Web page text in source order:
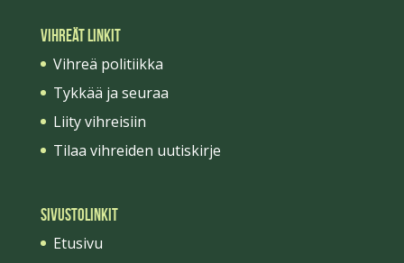
Vihreät linkit
Vihreä politiikka
Tykkää ja seuraa
Liity vihreisiin
Tilaa vihreiden uutiskirje
Sivustolinkit
Etusivu